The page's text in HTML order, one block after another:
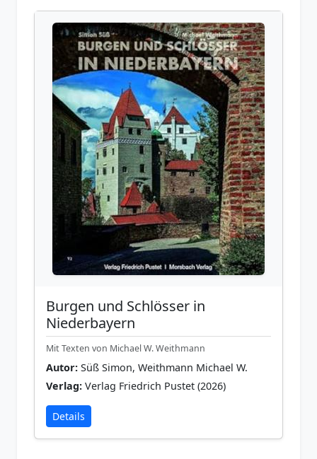
Burgen und Schlösser in
Niederbayern
Mit Texten von Michael W. Weithmann
Autor: Süß Simon, Weithmann Michael W.
Verlag: Verlag Friedrich Pustet (2026)
Details